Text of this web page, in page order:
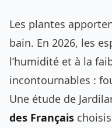
Les plantes
bain. En 2026, les
l’humidité et à la
incontournables :
Une étude de
des Français